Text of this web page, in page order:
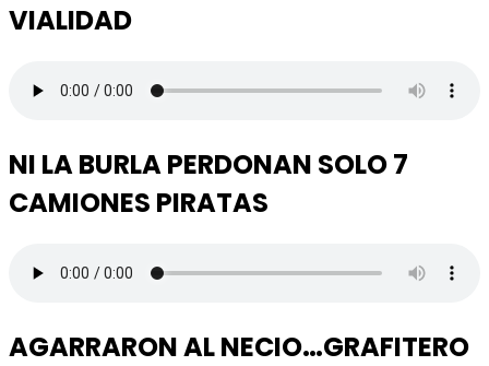
VIALIDAD
NI LA BURLA PERDONAN SOLO 7
CAMIONES PIRATAS
AGARRARON AL NECIO…GRAFITERO